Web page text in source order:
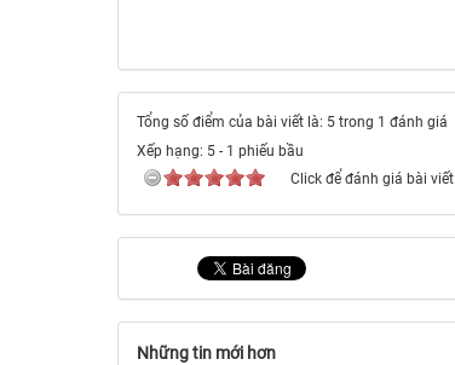
Tổng số điểm của bài viết là: 5 trong 1 đánh giá
Xếp hạng: 5 - 1 phiếu bầu
Click để đánh giá bài viết
Những tin mới hơn